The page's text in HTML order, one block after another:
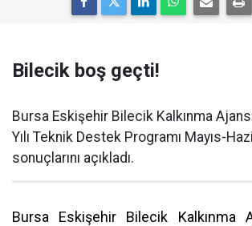
Bilecik boş geçti!
Bursa Eskişehir Bilecik Kalkınma
Yılı Teknik Destek Programı Mayıs-
sonuçlarını açıkladı.
Bursa Eskişehir Bilecik Kalkınma